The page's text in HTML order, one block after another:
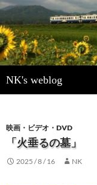
NK's weblog
索
ン
ツ
ス
映画・ビデオ・DVD
「火垂るの墓」
2025 / 8 / 16 NK